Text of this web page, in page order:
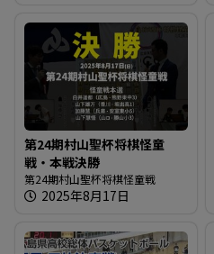
第24期村山聖杯将棋怪童
戦・本戦決勝
第24期村山聖杯将棋怪童戦
2025年8月17日